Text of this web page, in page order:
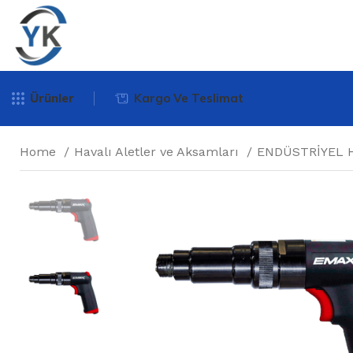
Ürünler Kargo Ve Teslimat
Home Havalı Aletler ve Aksamları ENDÜSTRİYEL